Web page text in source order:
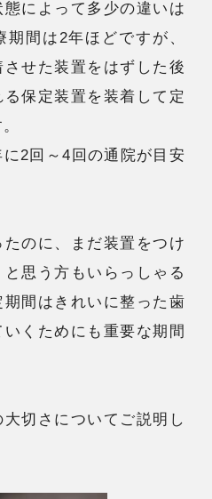
によって多少の違いは
間は2年ほどですが、
せた装置をはずした後
保定装置を装着して定
に2回～4回の通院が目安
のに、まだ装置をつけ
思う方もいらっしゃる
間はきれいに整った歯
くためにも重要な期間
切さについてご説明し